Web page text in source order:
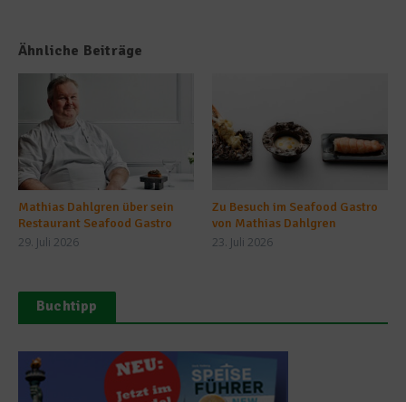
Ähnliche Beiträge
Mathias Dahlgren über sein
Restaurant Seafood Gastro
29. Juli 2026
Zu Besuch im Seafood Gastro
von Mathias Dahlgren
23. Juli 2026
Buchtipp